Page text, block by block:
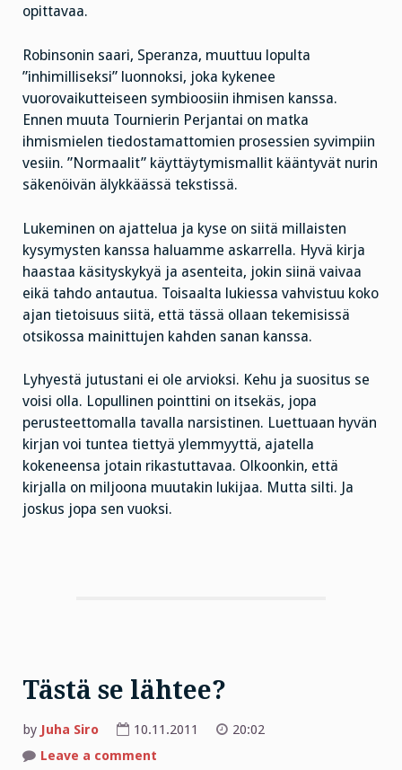
opittavaa.
Robinsonin saari, Speranza, muuttuu lopulta
”inhimilliseksi” luonnoksi, joka kykenee
vuorovaikutteiseen symbioosiin ihmisen kanssa.
Ennen muuta Tournierin Perjantai on matka
ihmismielen tiedostamattomien prosessien syvimpiin
vesiin. ”Normaalit” käyttäytymismallit kääntyvät nurin
säkenöivän älykkäässä tekstissä.
Lukeminen on ajattelua ja kyse on siitä millaisten
kysymysten kanssa haluamme askarrella. Hyvä kirja
haastaa käsityskykyä ja asenteita, jokin siinä vaivaa
eikä tahdo antautua. Toisaalta lukiessa vahvistuu koko
ajan tietoisuus siitä, että tässä ollaan tekemisissä
otsikossa mainittujen kahden sanan kanssa.
Lyhyestä jutustani ei ole arvioksi. Kehu ja suositus se
voisi olla. Lopullinen pointtini on itsekäs, jopa
perusteettomalla tavalla narsistinen. Luettuaan hyvän
kirjan voi tuntea tiettyä ylemmyyttä, ajatella
kokeneensa jotain rikastuttavaa. Olkoonkin, että
kirjalla on miljoona muutakin lukijaa. Mutta silti. Ja
joskus jopa sen vuoksi.
Tästä se lähtee?
by Juha Siro 10.11.2011
20:02
Leave a comment